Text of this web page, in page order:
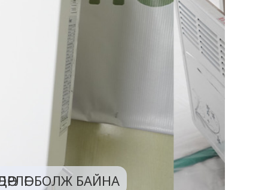
ҮРГЭЛЖИЛЖ БАЙНА
БОЛЖ БАЙНА